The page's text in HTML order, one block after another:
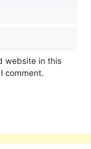
website in this
comment.